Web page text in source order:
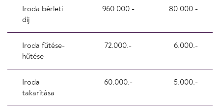
Iroda bérleti
díj
960.000.- 80.000.-
Iroda fűtése-
hűtése
72.000.- 6.000.-
Iroda
takarítása
60.000.- 5.000.-